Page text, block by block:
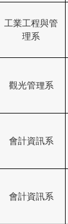
工業工程與管
理系
觀光管理系
會計資訊系
會計資訊系